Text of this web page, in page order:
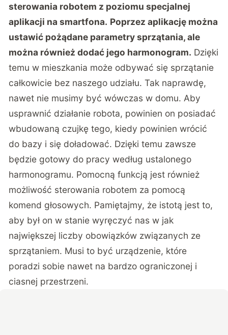
sterowania robotem z poziomu specjalnej
aplikacji na smartfona. Poprzez aplikację można
ustawić pożądane parametry sprzątania, ale
można również dodać jego harmonogram. Dzięki
temu w mieszkania może odbywać się sprzątanie
całkowicie bez naszego udziału. Tak naprawdę,
nawet nie musimy być wówczas w domu. Aby
usprawnić działanie robota, powinien on posiadać
wbudowaną czujkę tego, kiedy powinien wrócić
do bazy i się doładować. Dzięki temu zawsze
będzie gotowy do pracy według ustalonego
harmonogramu. Pomocną funkcją jest również
możliwość sterowania robotem za pomocą
komend głosowych. Pamiętajmy, że istotą jest to,
aby był on w stanie wyręczyć nas w jak
największej liczby obowiązków związanych ze
sprzątaniem. Musi to być urządzenie, które
poradzi sobie nawet na bardzo ograniczonej i
ciasnej przestrzeni.